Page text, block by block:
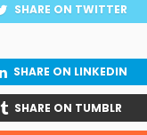
SHARE ON TWITTER
SHARE ON LINKEDIN
SHARE ON TUMBLR